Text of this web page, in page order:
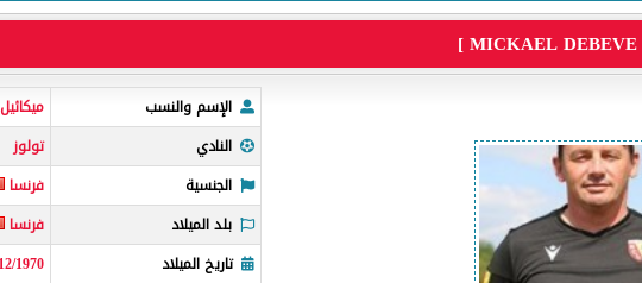
الإسم والنسب
النادي
تولوز
الجنسية
فرنسا
بلد الميلاد
فرنسا
تاريخ الميلاد
1970